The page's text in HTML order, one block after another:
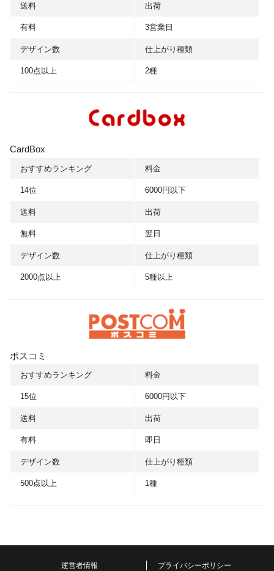
送料
有料
出荷
3営業日
デザイン数
100点以上
仕上がり種類
2種
CardBox
おすすめランキング
14位
料金
6000円以下
送料
無料
出荷
翌日
デザイン数
2000点以上
仕上がり種類
5種以上
ポスコミ
おすすめランキング
15位
料金
6000円以下
送料
有料
出荷
即日
デザイン数
500点以上
仕上がり種類
1種
運営者情報 プライバシーポリシー